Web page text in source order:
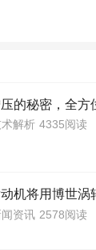
的秘密，全方
解析 4335阅读
机将用博世涡
闻资讯 2578阅读